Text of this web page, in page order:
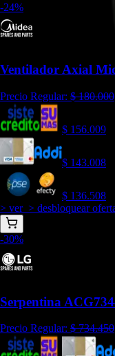
-24%
Ventilador Axial
Precio Regular: $180.000
$ 156.009
$ 143.008
$ 136.508
> ver_ > desbloquear
-30%
Serpentina
Precio Regular: $734.450